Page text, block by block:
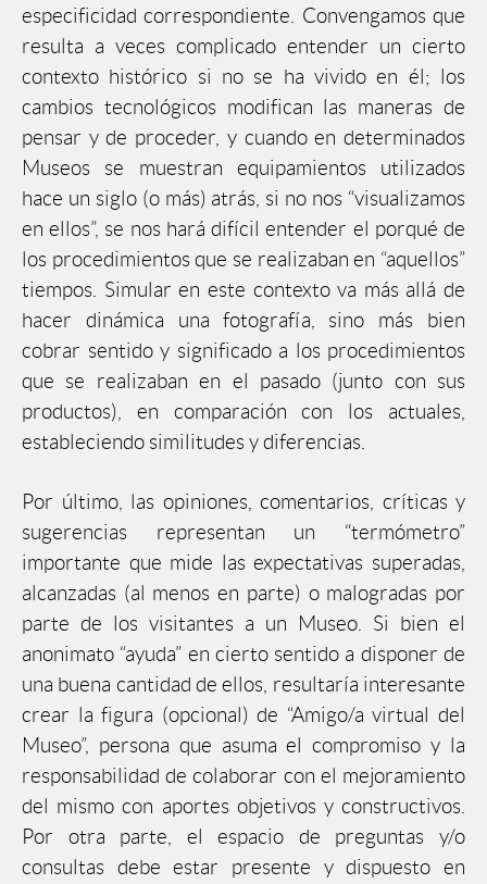
especificidad correspondiente. Convengamos que
resulta a veces complicado entender un cierto
contexto histórico si no se ha vivido en él; los
cambios tecnológicos modifican las maneras de
pensar y de proceder, y cuando en determinados
Museos se muestran equipamientos utilizados
hace un siglo (o más) atrás, si no nos “visualizamos
en ellos”, se nos hará difícil entender el porqué de
los procedimientos que se realizaban en “aquellos”
tiempos. Simular en este contexto va más allá de
hacer dinámica una fotografía, sino más bien
cobrar sentido y significado a los procedimientos
que se realizaban en el pasado (junto con sus
productos), en comparación con los actuales,
estableciendo similitudes y diferencias.
Por último, las opiniones, comentarios, críticas y
sugerencias representan un “termómetro”
importante que mide las expectativas superadas,
alcanzadas (al menos en parte) o malogradas por
parte de los visitantes a un Museo. Si bien el
anonimato “ayuda” en cierto sentido a disponer de
una buena cantidad de ellos, resultaría interesante
crear la figura (opcional) de “Amigo/a virtual del
Museo”, persona que asuma el compromiso y la
responsabilidad de colaborar con el mejoramiento
del mismo con aportes objetivos y constructivos.
Por otra parte, el espacio de preguntas y/o
consultas debe estar presente y dispuesto en